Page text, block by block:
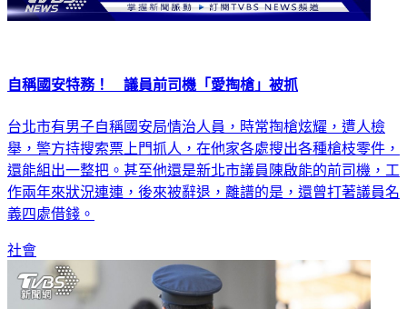
自稱國安特務！ 議員前司機「愛掏槍」被抓
台北市有男子自稱國安局情治人員，時常掏槍炫耀，遭人檢
舉，警方持搜索票上門抓人，在他家各處搜出各種槍枝零件，
還能組出一整把。甚至他還是新北市議員陳啟能的前司機，工
作兩年來狀況連連，後來被辭退，離譜的是，還曾打著議員名
義四處借錢。
社會